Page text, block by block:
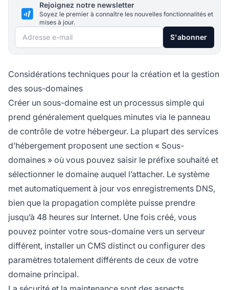
Rejoignez notre newsletter
Soyez le premier à connaître les nouvelles fonctionnalités et
mises à jour.
Adresse e-mail S'abonner
Considérations techniques pour la création et la gestion
des sous-domaines
Créer un sous-domaine est un processus simple qui
prend généralement quelques minutes via le panneau
de contrôle de votre hébergeur. La plupart des services
d’hébergement proposent une section « Sous-
domaines » où vous pouvez saisir le préfixe souhaité et
sélectionner le domaine auquel l’attacher. Le système
met automatiquement à jour vos enregistrements DNS,
bien que la propagation complète puisse prendre
jusqu’à 48 heures sur Internet. Une fois créé, vous
pouvez pointer votre sous-domaine vers un serveur
différent, installer un CMS distinct ou configurer des
paramètres totalement différents de ceux de votre
domaine principal.